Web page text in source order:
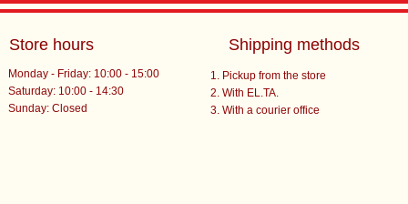
Store hours
Monday - Friday: 10:00 - 15:00
Saturday: 10:00 - 14:30
​Sunday: Closed
Shipping methods
Pickup from the store
With EL.TA.
With a courier office